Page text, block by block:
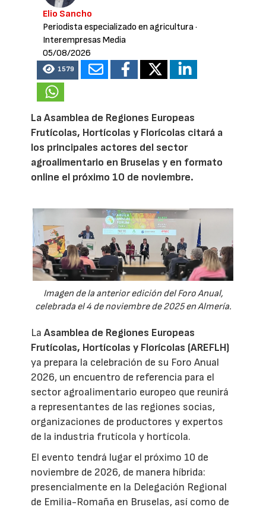
Elio Sancho
Periodista especializado en agricultura·
Interempresas Media
05/08/2026
1579
La Asamblea de Regiones Europeas
Frutícolas, Hortícolas y Florícolas citará a
los principales actores del sector
agroalimentario en Bruselas y en formato
online el próximo 10 de noviembre.
Imagen de la anterior edición del Foro Anual,
celebrada el 4 de noviembre de 2025 en Almería.
LaAsamblea de Regiones Europeas
Frutícolas, Hortícolas y Florícolas (AREFLH)
ya prepara la celebración de su Foro Anual
2026, un encuentro de referencia para el
sector agroalimentario europeo que reunirá
a representantes de las regiones socias,
organizaciones de productores y expertos
de la industria frutícola y hortícola.
El evento tendrá lugar el próximo 10 de
noviembre de 2026, de manera híbrida:
presencialmente en la Delegación Regional
de Emilia-Romaña en Bruselas, así como de